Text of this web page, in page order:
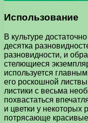
Использование
В культуре
десятка
разновидности, и
стелющиеся
используется
его роскошной
листики с весьма
похвастаться
и цветки у некоторых
потрясающе